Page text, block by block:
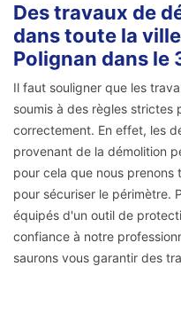
Des travaux de
dans toute la
Polignan dans le
Il faut souligner que les
soumis à des règles strictes
correctement. En effet, les
provenant de la démolition
pour cela que nous prenons
pour sécuriser le périmètre.
équipés d'un outil de
confiance à notre
saurons vous garantir des